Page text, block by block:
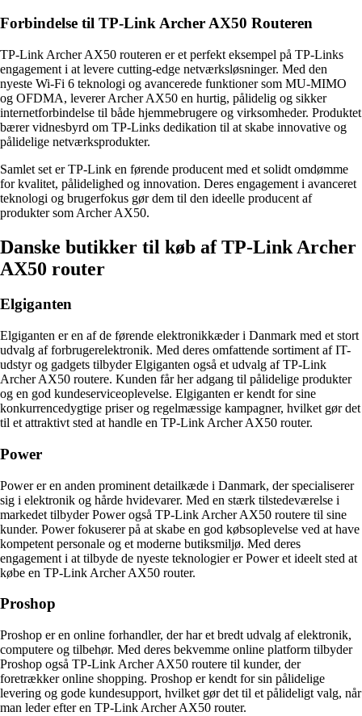
Forbindelse til TP-Link Archer AX50 Routeren
TP-Link Archer AX50 routeren er et perfekt eksempel på TP-Links
engagement i at levere cutting-edge netværksløsninger. Med den
nyeste Wi-Fi 6 teknologi og avancerede funktioner som MU-MIMO
og OFDMA, leverer Archer AX50 en hurtig, pålidelig og sikker
internetforbindelse til både hjemmebrugere og virksomheder. Produktet
bærer vidnesbyrd om TP-Links dedikation til at skabe innovative og
pålidelige netværksprodukter.
Samlet set er TP-Link en førende producent med et solidt omdømme
for kvalitet, pålidelighed og innovation. Deres engagement i avanceret
teknologi og brugerfokus gør dem til den ideelle producent af
produkter som Archer AX50.
Danske butikker til køb af TP-Link Archer
AX50 router
Elgiganten
Elgiganten er en af de førende elektronikkæder i Danmark med et stort
udvalg af forbrugerelektronik. Med deres omfattende sortiment af IT-
udstyr og gadgets tilbyder Elgiganten også et udvalg af TP-Link
Archer AX50 routere. Kunden får her adgang til pålidelige produkter
og en god kundeserviceoplevelse. Elgiganten er kendt for sine
konkurrencedygtige priser og regelmæssige kampagner, hvilket gør det
til et attraktivt sted at handle en TP-Link Archer AX50 router.
Power
Power er en anden prominent detailkæde i Danmark, der specialiserer
sig i elektronik og hårde hvidevarer. Med en stærk tilstedeværelse i
markedet tilbyder Power også TP-Link Archer AX50 routere til sine
kunder. Power fokuserer på at skabe en god købsoplevelse ved at have
kompetent personale og et moderne butiksmiljø. Med deres
engagement i at tilbyde de nyeste teknologier er Power et ideelt sted at
købe en TP-Link Archer AX50 router.
Proshop
Proshop er en online forhandler, der har et bredt udvalg af elektronik,
computere og tilbehør. Med deres bekvemme online platform tilbyder
Proshop også TP-Link Archer AX50 routere til kunder, der
foretrækker online shopping. Proshop er kendt for sin pålidelige
levering og gode kundesupport, hvilket gør det til et pålideligt valg, når
man leder efter en TP-Link Archer AX50 router.